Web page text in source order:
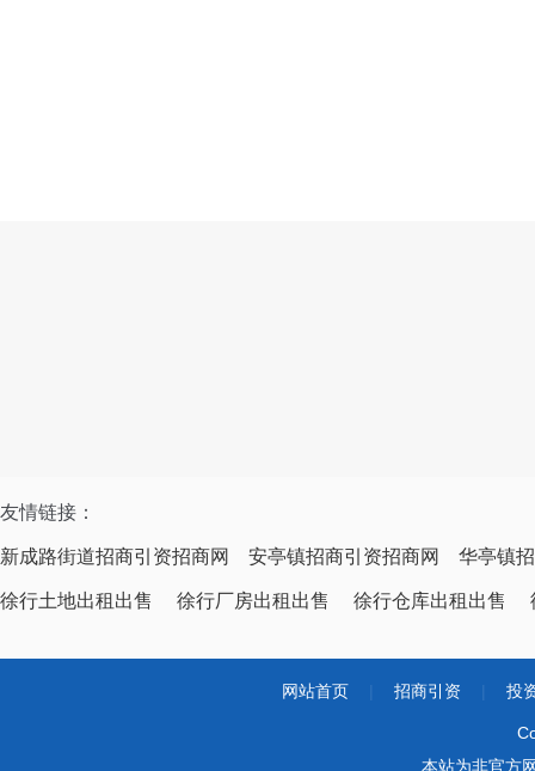
友情链接：
新成路街道招商引资招商网 安亭镇招商引资招商网 华亭镇
徐行土地出租出售 徐行厂房出租出售 徐行仓库出租出售
网站首页 招商引资 投
本站为非官方